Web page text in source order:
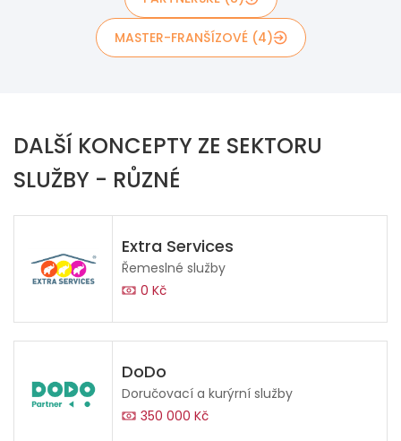
MASTER-FRANŠÍZOVÉ (4)
DALŠÍ KONCEPTY ZE SEKTORU
SLUŽBY - RŮZNÉ
Extra Services
Řemeslné služby
0 Kč
DoDo
Doručovací a kurýrní služby
350 000 Kč